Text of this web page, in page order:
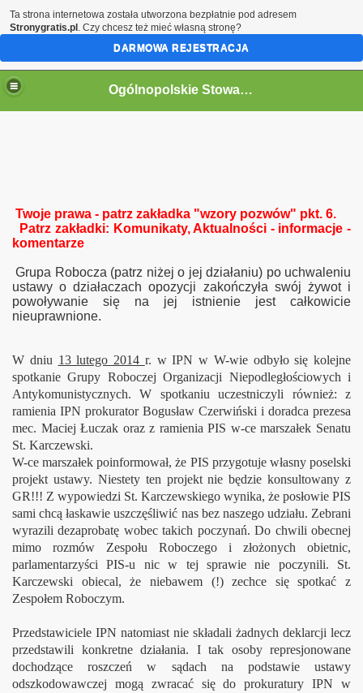
Ogólnopolskie Stowarzyszenie Internowanych i Represjonowanych
Twoje prawa - patrz zakładka "wzory pozwów" pkt. 6.
Patrz zakładki: Komunikaty, Aktualności - informacje -
komentarze
Grupa Robocza (patrz niżej o jej działaniu) po uchwaleniu
ustawy o działaczach opozycji zakończyła swój żywot i
powoływanie się na jej istnienie jest całkowicie
nieuprawnione.
W dniu 13 lutego 2014 r. w IPN w W-wie odbyło się kolejne
spotkanie Grupy Roboczej Organizacji Niepodległościowych i
Antykomunistycznych. W spotkaniu uczestniczyli również: z
ramienia IPN prokurator Bogusław Czerwiński i doradca prezesa
mec. Maciej Łuczak oraz z ramienia PIS w-ce marszałek Senatu
St. Karczewski.
W-ce marszałek poinformował, że PIS przygotuje własny poselski
projekt ustawy. Niestety ten projekt nie będzie konsultowany z
GR!!! Z wypowiedzi St. Karczewskiego wynika, że posłowie PIS
sami chcą łaskawie uszczęśliwić nas bez naszego udziału. Zebrani
wyrazili dezaprobatę wobec takich poczynań. Do chwili obecnej
mimo rozmów Zespołu Roboczego i złożonych obietnic,
parlamentarzyści PIS-u nic w tej sprawie nie poczynili. St.
Karczewski obiecal, że niebawem (!) zechce się spotkać z
Zespołem Roboczym.
Przedstawiciele IPN natomiast nie składali żadnych deklarcji lecz
przedstawili konkretne działania. I tak osoby represjonowane
dochodzące roszczeń w sądach na podstawie ustawy
odszkodowawczej mogą zwracać się do prokuratury IPN w
Ta strona internetowa została utworzona bezpłatnie pod adresem
Stronygratis.pl . Czy chcesz też mieć własną stronę?
DARMOWA REJESTRACJA